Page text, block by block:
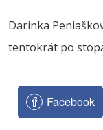
Darinka
tentokrát po
Facebook